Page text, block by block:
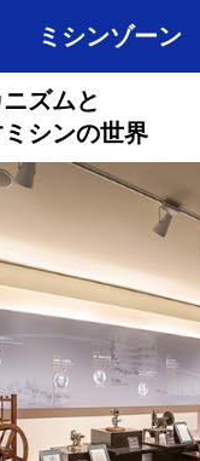
ミシンゾーン
ズムと
シンの世界